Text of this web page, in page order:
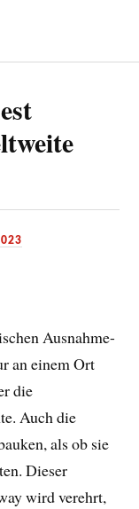
Ausnahme-
an einem Ort
die
Auch die
als ob sie
Dieser
wird verehrt,